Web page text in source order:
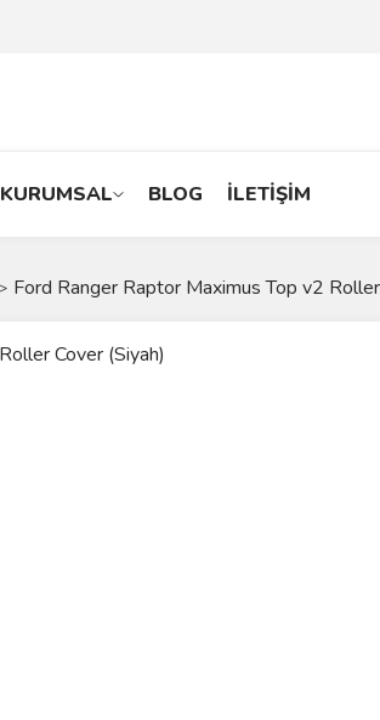
KURUMSAL BLOG İLETİŞİM
Ford Ranger Raptor Maximus Top v2